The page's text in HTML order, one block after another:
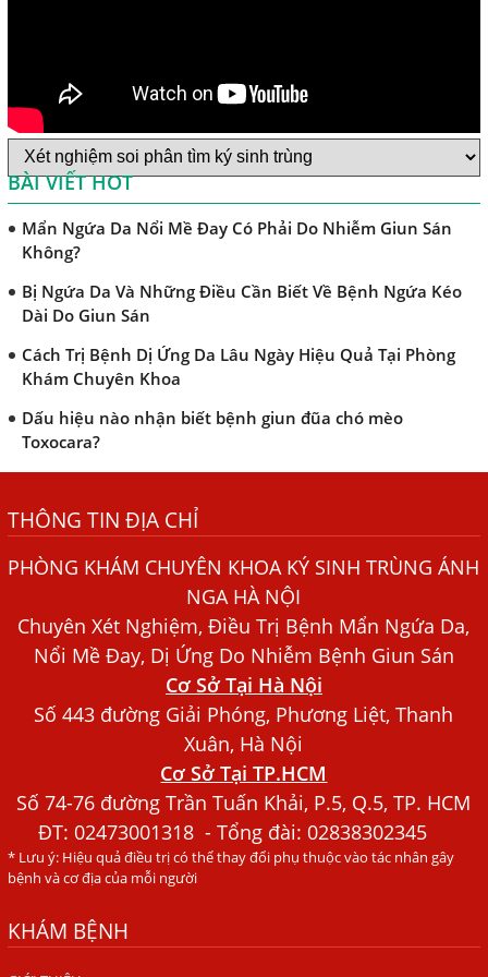
BÀI VIẾT HOT
TRIỆU CHỨNG GIUN SÁN CHÓ MÈO
Khi Trẻ Bị Dị Ứng Da Cần Làm Xét Nghiệm Gì Tìm Nguyên
Nhân Dị Ứng Da
Điều trị bệnh sán lá gan ở đâu?
Mẩn Ngứa Da Nổi Mề Đay Có Phải Do Nhiễm Giun Sán
Không?
Bị Ngứa Da Và Những Điều Cần Biết Về Bệnh Ngứa Kéo
Dài Do Giun Sán
Cách Trị Bệnh Dị Ứng Da Lâu Ngày Hiệu Quả Tại Phòng
Khám Chuyên Khoa
Dấu hiệu nào nhận biết bệnh giun đũa chó mèo
Toxocara?
Bệnh Chàm Và Những Yếu Tố Liên Quan Đến Bệnh Giun
Sán
Dấu Hiệu Ngứa Da, Dị Ứng, Nổi Mề Đay Do Nhiễm Sán
Bác sĩ Nguyễn Ngọc Ánh Phòng Khám Ánh Nga Đề Tài
Nghiên Cứu Khoa
Xét Nghiệm Giun Sán Gồm Những Loại Nào? Chi Phí Bao
Người Đàn Ông Phát Ban Mẩn Đỏ Khắp Người, Sau Ba
Tháng Mới Tìm Ra Nguyên Nhân
Đau Mắt Đỏ, Nguyên Nhân Và Cách Điều Trị
HÀ NỘI – PHÁT BAN MẨN ĐỎ KHẮP NGƯỜI, ĐI KHÁM
Ăn hải sản sống, coi chừng nhiễm giun sán
THÔNG TIN ĐỊA CHỈ
PHÒNG KHÁM CHUYÊN KHOA KÝ SINH TRÙNG ÁNH
NGA HÀ NỘI
Chuyên Xét Nghiệm, Điều Trị Bệnh Mẩn Ngứa Da,
Nổi Mề Đay, Dị Ứng Do Nhiễm Bệnh Giun Sán
Cơ Sở Tại Hà Nội
Số 443 đường Giải Phóng, Phương Liệt, Thanh
Xuân, Hà Nội
Cơ Sở Tại TP.HCM
Số 74-76 đường Trần Tuấn Khải, P.5, Q.5, TP. HCM
ĐT:02473001318 - Tổng đài: 02838302345
* Lưu ý: Hiệu quả điều trị có thể thay đổi phụ thuộc vào tác nhân gây
bệnh và cơ địa của mỗi người
KHÁM BỆNH